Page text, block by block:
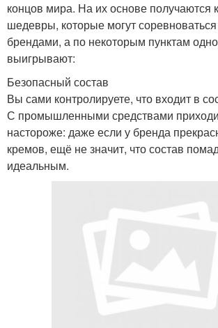
концов мира. На их основе получаются
шедевры, которые могут
брендами, а по некоторым пунктам
выигрывают:
Безопасный состав
Вы сами контролируете, что входит в
С промышленными средствами
настороже: даже если у бренда
кремов, ещё не значит, что состав
идеальным.